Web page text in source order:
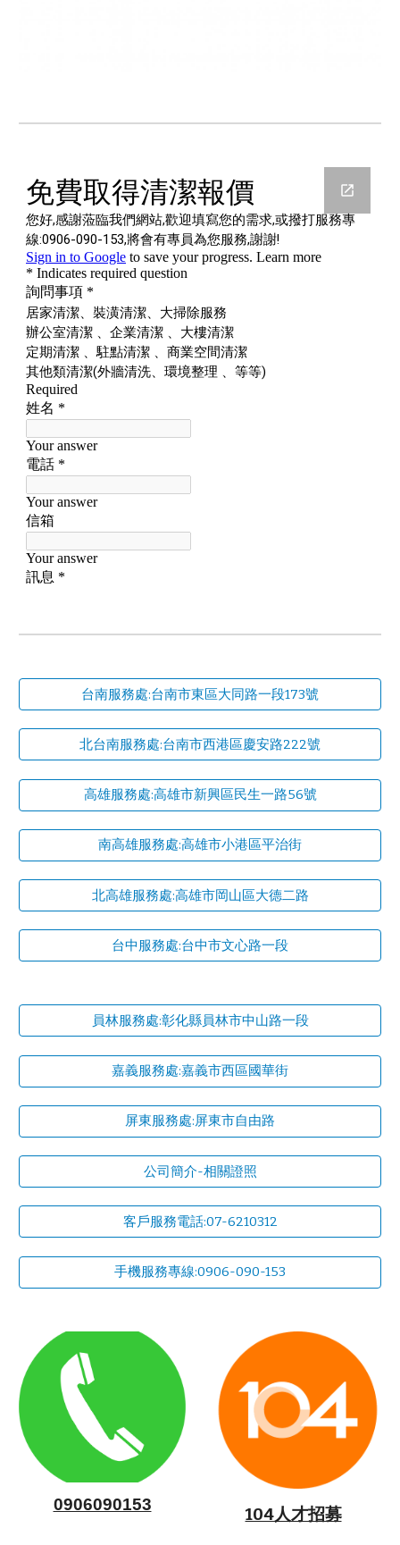
台南服務處:台南市東區大同路一段173號
北台南服務處:台南市西港區慶安路222號
高雄服務處:高雄市新興區民生一路56號
南高雄服務處:高雄市小港區平治街
北高雄服務處:高雄市岡山區大德二路
台中服務處:台中市文心路一段
員林服務處:彰化縣員林市中山路一段
嘉義服務處:嘉義市西區國華街
屏東服務處:屏東市自由路
公司簡介-相關證照
客戶服務電話:07-6210312
手機服務專線:0906-090-153
0906090153
104人才招募